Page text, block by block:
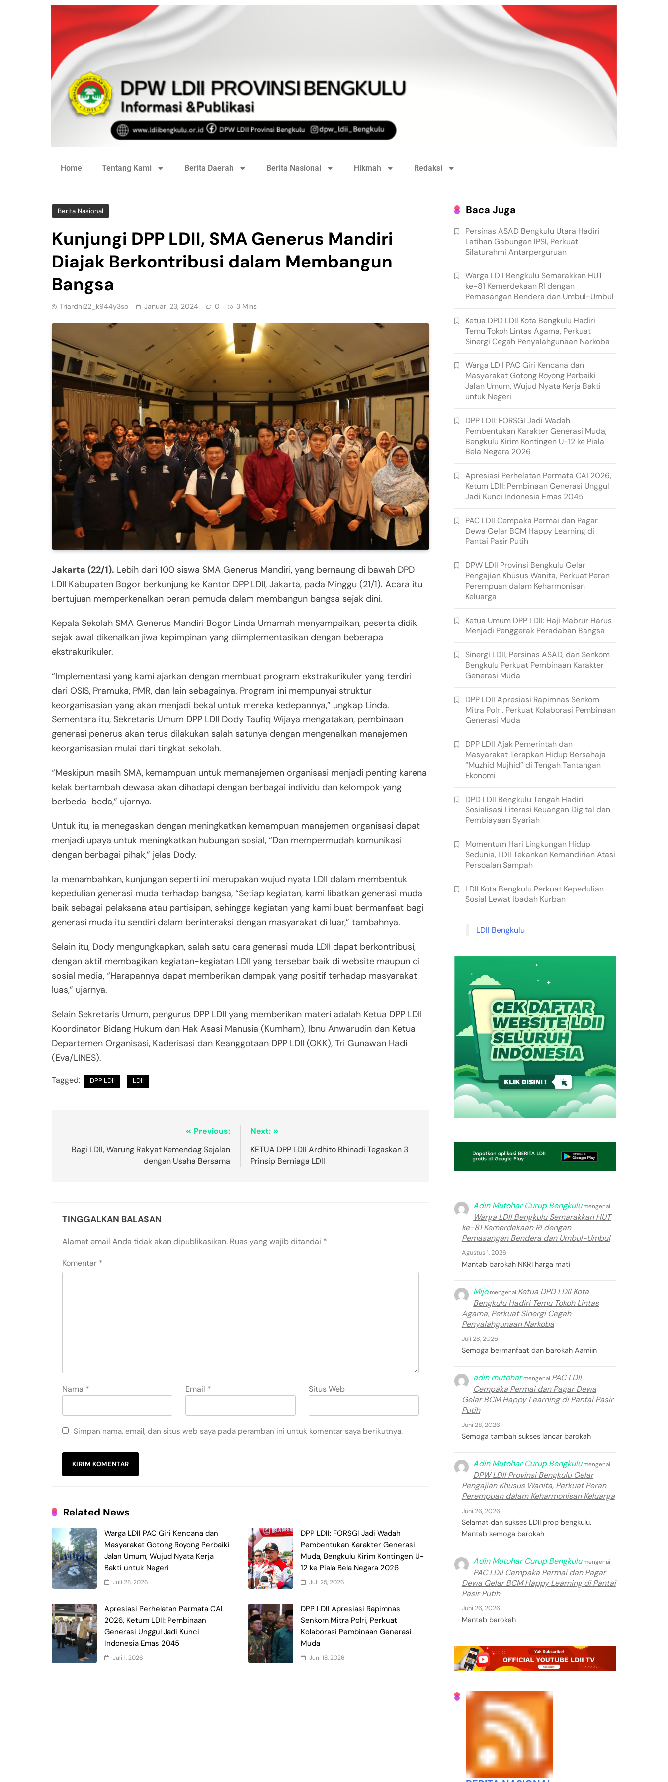
Home Tentang Kami Berita Daerah Berita Nasional Hikmah Redaksi
Berita Nasional
Kunjungi DPP LDII, SMA Generus Mandiri
Diajak Berkontribusi dalam Membangun
Bangsa
Triardhi22_k944y3so Januari 23, 2024 0 3 Mins
Jakarta (22/1). Lebih dari 100 siswa SMA Generus Mandiri, yang bernaung di bawah DPD
LDII Kabupaten Bogor berkunjung ke Kantor DPP LDII, Jakarta, pada Minggu (21/1). Acara itu
bertujuan memperkenalkan peran pemuda dalam membangun bangsa sejak dini.
Kepala Sekolah SMA Generus Mandiri Bogor Linda Umamah menyampaikan, peserta didik
sejak awal dikenalkan jiwa kepimpinan yang diimplementasikan dengan beberapa
ekstrakurikuler.
“Implementasi yang kami ajarkan dengan membuat program ekstrakurikuler yang terdiri
dari OSIS, Pramuka, PMR, dan lain sebagainya. Program ini mempunyai struktur
keorganisasian yang akan menjadi bekal untuk mereka kedepannya,” ungkap Linda.
Sementara itu, Sekretaris Umum DPP LDII Dody Taufiq Wijaya mengatakan, pembinaan
generasi penerus akan terus dilakukan salah satunya dengan mengenalkan manajemen
keorganisasian mulai dari tingkat sekolah.
“Meskipun masih SMA, kemampuan untuk memanajemen organisasi menjadi penting karena
kelak bertambah dewasa akan dihadapi dengan berbagai individu dan kelompok yang
berbeda-beda,” ujarnya.
Untuk itu, ia menegaskan dengan meningkatkan kemampuan manajemen organisasi dapat
menjadi upaya untuk meningkatkan hubungan sosial, “Dan mempermudah komunikasi
dengan berbagai pihak,” jelas Dody.
Ia menambahkan, kunjungan seperti ini merupakan wujud nyata LDII dalam membentuk
kepedulian generasi muda terhadap bangsa, “Setiap kegiatan, kami libatkan generasi muda
baik sebagai pelaksana atau partisipan, sehingga kegiatan yang kami buat bermanfaat bagi
generasi muda itu sendiri dalam berinteraksi dengan masyarakat di luar,” tambahnya.
Selain itu, Dody mengungkapkan, salah satu cara generasi muda LDII dapat berkontribusi,
dengan aktif membagikan kegiatan-kegiatan LDII yang tersebar baik di website maupun di
sosial media, “Harapannya dapat memberikan dampak yang positif terhadap masyarakat
luas,” ujarnya.
Selain Sekretaris Umum, pengurus DPP LDII yang memberikan materi adalah Ketua DPP LDII
Koordinator Bidang Hukum dan Hak Asasi Manusia (Kumham), Ibnu Anwarudin dan Ketua
Departemen Organisasi, Kaderisasi dan Keanggotaan DPP LDII (OKK), Tri Gunawan Hadi
(Eva/LINES).
Tagged: DPP LDII LDII
Previous:
Bagi LDII, Warung Rakyat Kemendag Sejalan
dengan Usaha Bersama
Next:
KETUA DPP LDII Ardhito Bhinadi Tegaskan 3
Prinsip Berniaga LDII
TINGGALKAN BALASAN
Alamat email Anda tidak akan dipublikasikan. Ruas yang wajib ditandai *
Komentar *
Nama * Email * Situs Web
Simpan nama, email, dan situs web saya pada peramban ini untuk komentar saya berikutnya.
Related News
Warga LDII PAC Giri Kencana dan
Masyarakat Gotong Royong Perbaiki
Jalan Umum, Wujud Nyata Kerja
Bakti untuk Negeri
Juli 28, 2026
DPP LDII: FORSGI Jadi Wadah
Pembentukan Karakter Generasi
Muda, Bengkulu Kirim Kontingen U-
12 ke Piala Bela Negara 2026
Juli 25, 2026
Apresiasi Perhelatan Permata CAI
2026, Ketum LDII: Pembinaan
Generasi Unggul Jadi Kunci
Indonesia Emas 2045
Juli 1, 2026
DPP LDII Apresiasi Rapimnas
Senkom Mitra Polri, Perkuat
Kolaborasi Pembinaan Generasi
Muda
Juni 18, 2026
Baca Juga
Persinas ASAD Bengkulu Utara Hadiri
Latihan Gabungan IPSI, Perkuat
Silaturahmi Antarperguruan
Warga LDII Bengkulu Semarakkan HUT
ke-81 Kemerdekaan RI dengan
Pemasangan Bendera dan Umbul-Umbul
Ketua DPD LDII Kota Bengkulu Hadiri
Temu Tokoh Lintas Agama, Perkuat
Sinergi Cegah Penyalahgunaan Narkoba
Warga LDII PAC Giri Kencana dan
Masyarakat Gotong Royong Perbaiki
Jalan Umum, Wujud Nyata Kerja Bakti
untuk Negeri
DPP LDII: FORSGI Jadi Wadah
Pembentukan Karakter Generasi Muda,
Bengkulu Kirim Kontingen U-12 ke Piala
Bela Negara 2026
Apresiasi Perhelatan Permata CAI 2026,
Ketum LDII: Pembinaan Generasi Unggul
Jadi Kunci Indonesia Emas 2045
PAC LDII Cempaka Permai dan Pagar
Dewa Gelar BCM Happy Learning di
Pantai Pasir Putih
DPW LDII Provinsi Bengkulu Gelar
Pengajian Khusus Wanita, Perkuat Peran
Perempuan dalam Keharmonisan
Keluarga
Ketua Umum DPP LDII: Haji Mabrur Harus
Menjadi Penggerak Peradaban Bangsa
Sinergi LDII, Persinas ASAD, dan Senkom
Bengkulu Perkuat Pembinaan Karakter
Generasi Muda
DPP LDII Apresiasi Rapimnas Senkom
Mitra Polri, Perkuat Kolaborasi Pembinaan
Generasi Muda
DPP LDII Ajak Pemerintah dan
Masyarakat Terapkan Hidup Bersahaja
“Muzhid Mujhid” di Tengah Tantangan
Ekonomi
DPD LDII Bengkulu Tengah Hadiri
Sosialisasi Literasi Keuangan Digital dan
Pembiayaan Syariah
Momentum Hari Lingkungan Hidup
Sedunia, LDII Tekankan Kemandirian Atasi
Persoalan Sampah
LDII Kota Bengkulu Perkuat Kepedulian
Sosial Lewat Ibadah Kurban
LDII Bengkulu
Adin Mutohar Curup Bengkulumengenai
Warga LDII Bengkulu Semarakkan HUT
ke-81 Kemerdekaan RI dengan
Pemasangan Bendera dan Umbul-Umbul
Agustus 1, 2026
Mantab barokah NKRI harga mati
Mijomengenai Ketua DPD LDII Kota
Bengkulu Hadiri Temu Tokoh Lintas
Agama, Perkuat Sinergi Cegah
Penyalahgunaan Narkoba
Juli 28, 2026
Semoga bermanfaat dan barokah Aamiin
adin mutoharmengenai PAC LDII
Cempaka Permai dan Pagar Dewa
Gelar BCM Happy Learning di Pantai Pasir
Putih
Juni 28, 2026
Semoga tambah sukses lancar barokah
Adin Mutohar Curup Bengkulumengenai
DPW LDII Provinsi Bengkulu Gelar
Pengajian Khusus Wanita, Perkuat Peran
Perempuan dalam Keharmonisan Keluarga
Juni 26, 2026
Selamat dan sukses LDII prop bengkulu.
Mantab semoga barokah
Adin Mutohar Curup Bengkulumengenai
PAC LDII Cempaka Permai dan Pagar
Dewa Gelar BCM Happy Learning di Pantai
Pasir Putih
Juni 26, 2026
Mantab barokah